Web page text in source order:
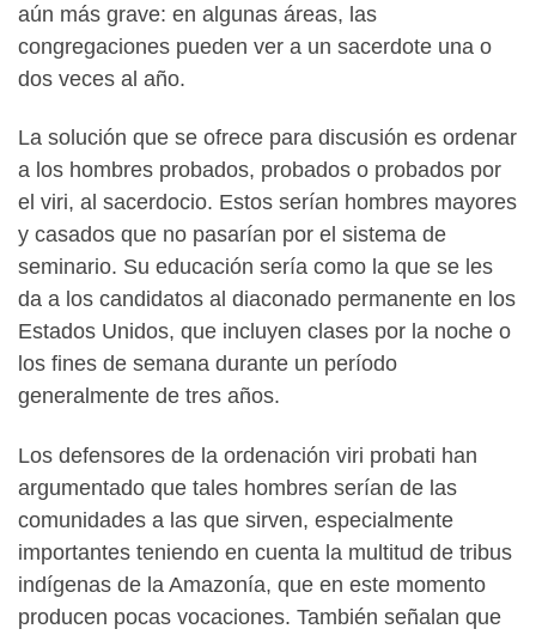
aún más grave: en algunas áreas, las
congregaciones pueden ver a un sacerdote una o
dos veces al año.
La solución que se ofrece para discusión es ordenar
a los hombres probados, probados o probados por
el viri, al sacerdocio. Estos serían hombres mayores
y casados ​​que no pasarían por el sistema de
seminario. Su educación sería como la que se les
da a los candidatos al diaconado permanente en los
Estados Unidos, que incluyen clases por la noche o
los fines de semana durante un período
generalmente de tres años.
Los defensores de la ordenación viri probati han
argumentado que tales hombres serían de las
comunidades a las que sirven, especialmente
importantes teniendo en cuenta la multitud de tribus
indígenas de la Amazonía, que en este momento
producen pocas vocaciones. También señalan que